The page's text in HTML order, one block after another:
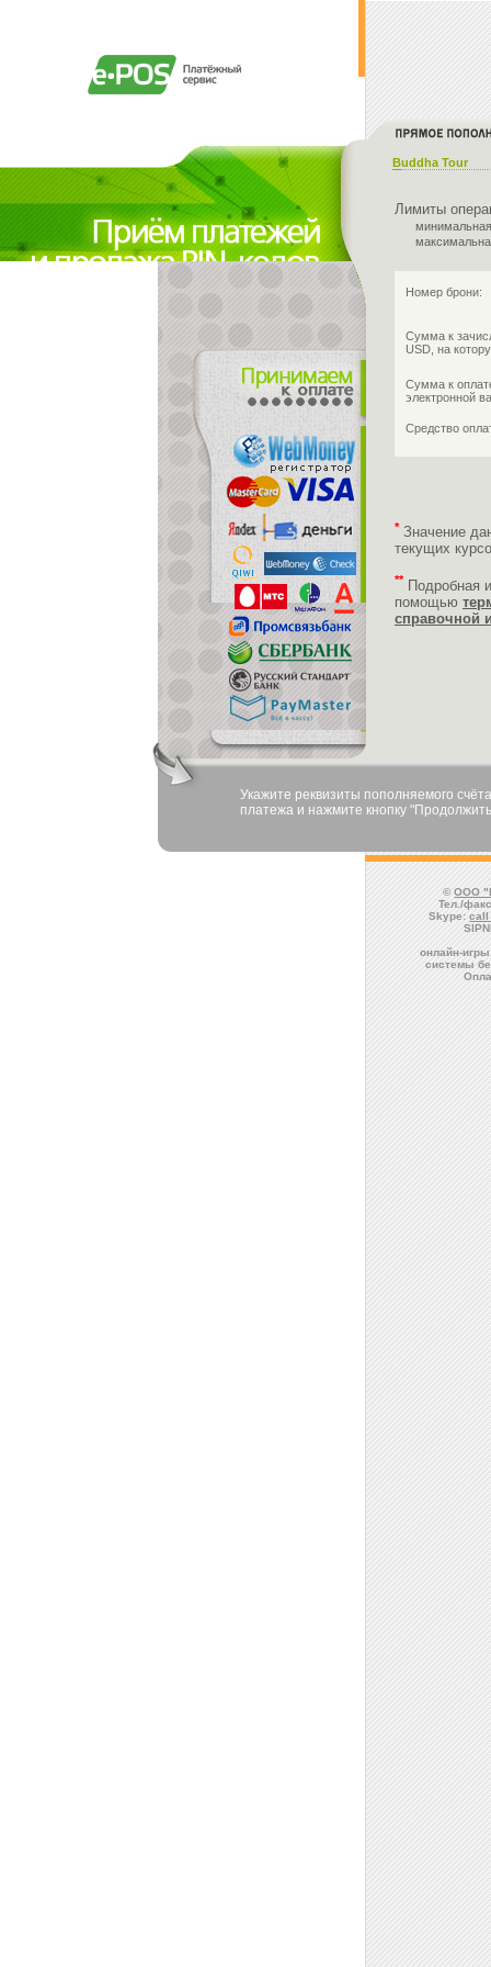
Buddha Tour
Лимиты
Номер брони:
Сумма к
USD, на
Сумма к
электронной
Средство
* Значение
текущих
** Подробная
помощью
справочной
Укажите реквизиты пополняемого
платежа и нажмите кнопку
©ООО
Тел./
Skype:
онлайн-
системы